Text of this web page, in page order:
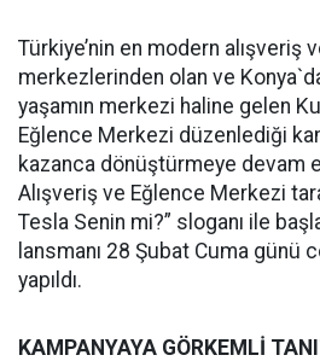
Türkiye’nin en modern alışveriş
merkezlerinden olan ve
yaşamın merkezi haline gelen
Eğlence Merkezi düzenlediği
kazanca dönüştürmeye devam
Alışveriş ve Eğlence Merkezi
Tesla Senin mi?” sloganı ile
lansmanı 28 Şubat Cuma günü
yapıldı.
KAMPANYAYA GÖRKEMLİ